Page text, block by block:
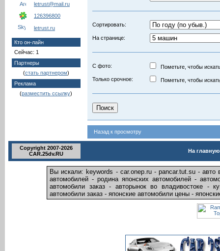
letrust@mail.ru
126396800
letrust.ru
Кто он-лайн
Сейчас: 1
Партнеры
(стать партнером)
Реклама
(разместить ссылку)
Сортировать:
На странице:
С фото: Пометьте, чтобы
Только срочное: Пометьте, чтобы
Назад к просмотру
Copyright 2007-2026
CAR.25dv.RU
На главную
Вы искали: keywords - car.onep.ru - pancar.tut.su - авто
автомобилей - родина японских автомобилей -
автомобили заказ - авторынок во владивостоке -
автомобили заказ - японские автомобили цены -